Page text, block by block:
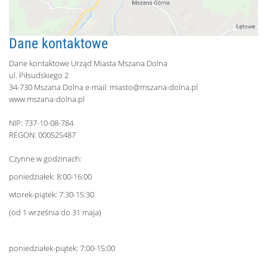
Dane kontaktowe
Dane kontaktowe Urząd Miasta Mszana Dolna
ul. Piłsudskiego 2
34-730 Mszana Dolna e-mail: miasto@mszana-dolna.pl
www.mszana-dolna.pl
NIP: 737-10-08-784
REGON: 000525487
Czynne w godzinach:
poniedziałek: 8:00-16:00
wtorek-piątek: 7:30-15:30
(od 1 września do 31 maja)
poniedziałek-piątek: 7:00-15:00